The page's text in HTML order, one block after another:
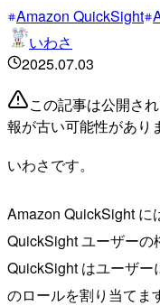
Amazon QuickSight
いわさ
2025.07.03
この記事は公開さ
報が古い可能性があり
いわさです。
Amazon QuickSight に
QuickSight ユーザーの
QuickSight はユーザ
のロールを割り当てま